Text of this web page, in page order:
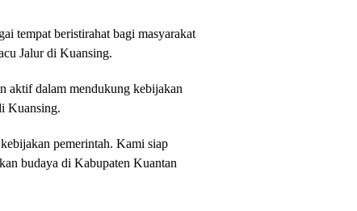
tempat beristirahat bagi masyarakat
Jalur di Kuansing.
aktif dalam mendukung kebijakan
Kuansing.
pemerintah. Kami siap
budaya di Kabupaten Kuantan